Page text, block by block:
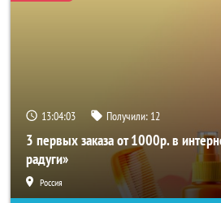
13:04:01 Получили: 12
3 первых заказа от 1000р. в
радуги»
Россия